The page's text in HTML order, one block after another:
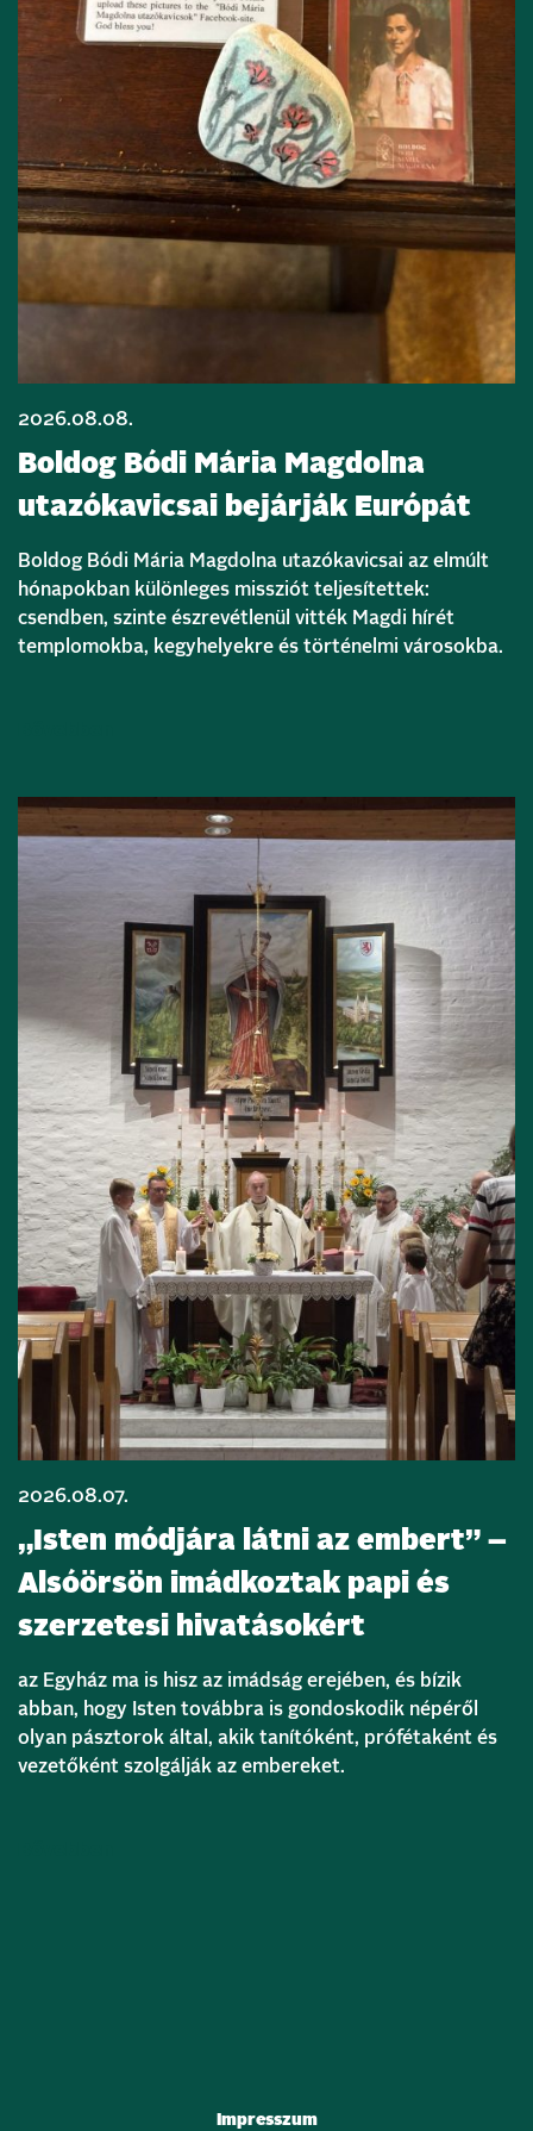
2026.08.08.
Boldog Bódi Mária Magdolna
utazókavicsai bejárják Európát
Boldog Bódi Mária Magdolna utazókavicsai az elmúlt
hónapokban különleges missziót teljesítettek:
csendben, szinte észrevétlenül vitték Magdi hírét
templomokba, kegyhelyekre és történelmi városokba.
2026.08.07.
„Isten módjára látni az embert” –
Alsóörsön imádkoztak papi és
szerzetesi hivatásokért
az Egyház ma is hisz az imádság erejében, és bízik
abban, hogy Isten továbbra is gondoskodik népéről
olyan pásztorok által, akik tanítóként, prófétaként és
vezetőként szolgálják az embereket.
Impresszum